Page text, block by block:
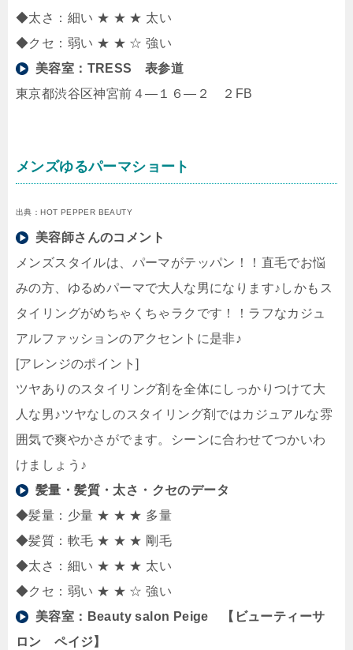
◆太さ：細い ★ ★ ★ 太い
◆クセ：弱い ★ ★ ☆ 強い
美容室： TRESS 表参道
東京都渋谷区神宮前４―１６―２ ２FB
メンズゆるパーマショート
出典：HOT PEPPER BEAUTY
美容師さんのコメント
メンズスタイルは、パーマがテッパン！！直毛でお悩
みの方、ゆるめパーマで大人な男になります♪しかもス
タイリングがめちゃくちゃラクです！！ラフなカジュ
アルファッションのアクセントに是非♪
[アレンジのポイント]
ツヤありのスタイリング剤を全体にしっかりつけて大
人な男♪ツヤなしのスタイリング剤ではカジュアルな雰
囲気で爽やかさがでます。シーンに合わせてつかいわ
けましょう♪
髪量・髪質・太さ・クセのデータ
◆髪量：少量 ★ ★ ★ 多量
◆髪質：軟毛 ★ ★ ★ 剛毛
◆太さ：細い ★ ★ ★ 太い
◆クセ：弱い ★ ★ ☆ 強い
美容室： Beauty salon Peige 【ビューティーサ
ロン ペイジ】